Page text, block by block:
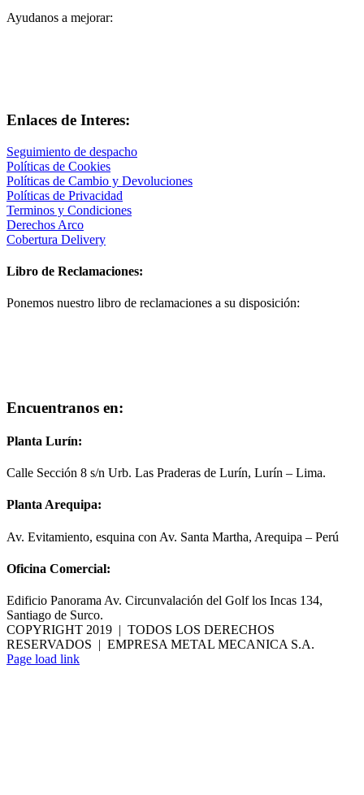
Ayudanos a mejorar:
Enlaces de Interes:
Seguimiento de despacho
Políticas de Cookies
Políticas de Cambio y Devoluciones
Políticas de Privacidad
Terminos y Condiciones
Derechos Arco
Cobertura Delivery
Libro de Reclamaciones:
Ponemos nuestro libro de reclamaciones a su disposición:
Encuentranos en:
Planta Lurín:
Calle Sección 8 s/n Urb. Las Praderas de Lurín, Lurín – Lima.
Planta Arequipa:
Av. Evitamiento, esquina con Av. Santa Martha, Arequipa – Perú
Oficina Comercial:
Edificio Panorama Av. Circunvalación del Golf los Incas 134,
Santiago de Surco.
COPYRIGHT 2019 | TODOS LOS DERECHOS
RESERVADOS | EMPRESA METAL MECANICA S.A.
Facebook
LinkedIn
Instagram
YouTube
Correo
Page load link